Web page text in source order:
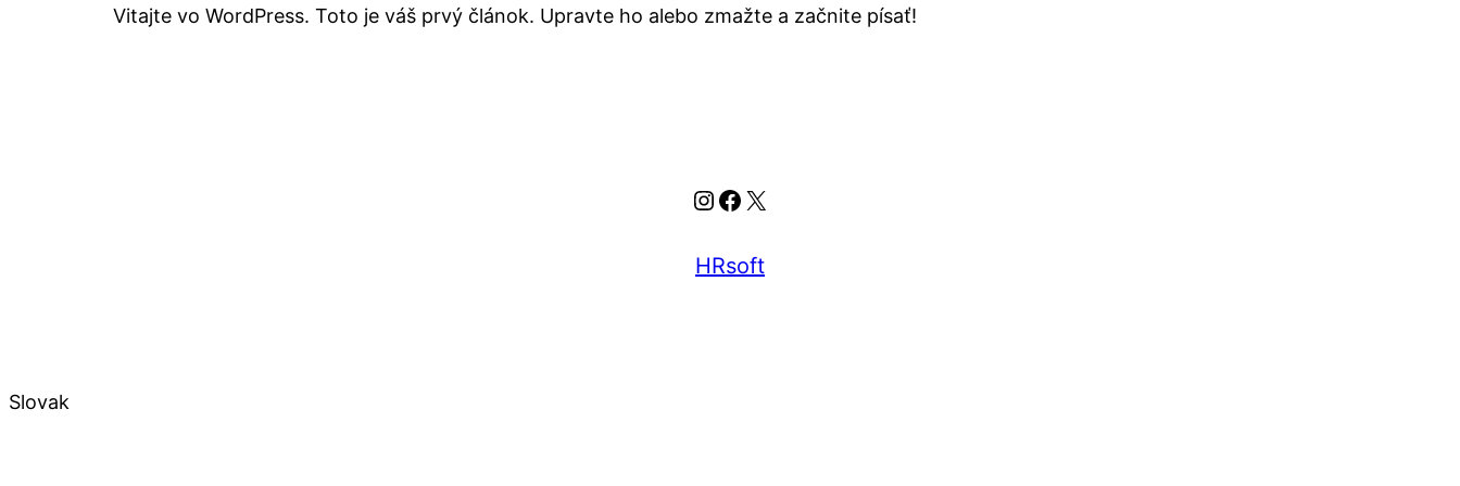
Vitajte vo WordPress. Toto je váš prvý článok. Upravte ho alebo zmažte a začnite písať!
Instagram
Facebook
X
HRsoft
Slovak